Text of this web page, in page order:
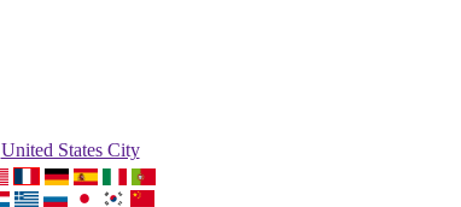
United States City